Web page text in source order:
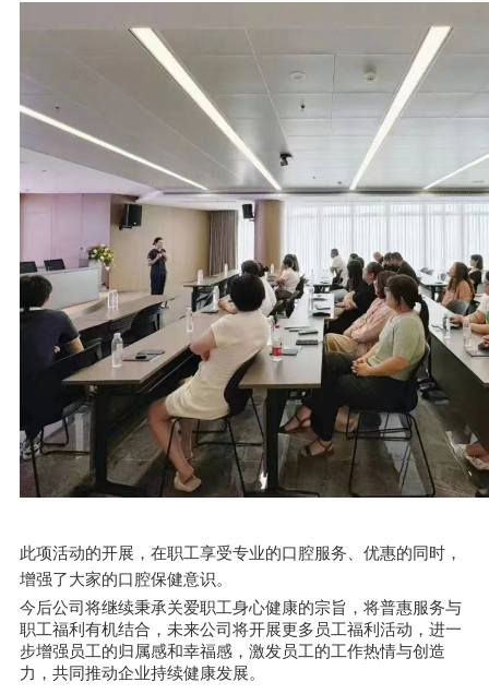
此项活动的开展，在职工享受专业的口腔服务、优惠的同时，
增强了大家的口腔保健意识。
今后公司将继续秉承关爱职工身心健康的宗旨，将普惠服务与
职工福利有机结合，未来公司将开展更多员工福利活动，进一
步增强员工的归属感和幸福感，激发员工的工作热情与创造
力，共同推动企业持续健康发展。